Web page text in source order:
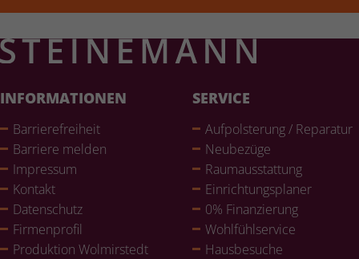
INFORMATIONEN
Bar­rie­re­frei­heit
Barriere melden
Impressum
Kontakt
Daten­schutz
Fir­men­pro­fil
Pro­duk­tion Wol­mir­stedt
SERVICE
Auf­pols­te­rung / Reparatur
Neubezüge
Raum­aus­stat­tung
Ein­rich­tungs­pla­ner
0% Finan­zie­rung
Wohl­fühlser­vice
Haus­be­su­che